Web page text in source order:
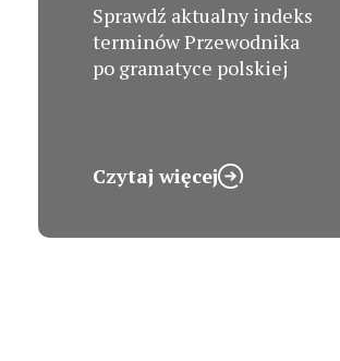
Sprawdź aktualny indeks
terminów Przewodnika
po gramatyce polskiej
Czytaj więcej